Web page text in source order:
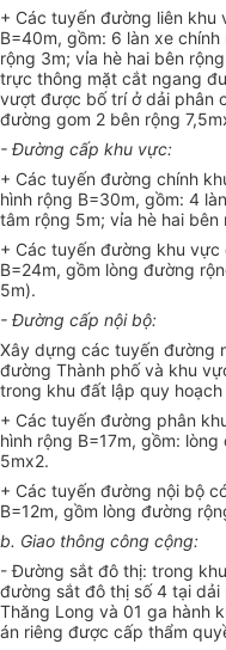
+ Các tuyến đường liên
B=40m, gồm: 6 làn xe
rộng 3m; vỉa hè hai bên
trực thông mặt cắt ngang
vượt được bố trí ở dải phân
đường gom 2 bên rộng
- Đường cấp khu vực:
+ Các tuyến đường chính
hình rộng B=30m, gồm: 4
tâm rộng 5m; vỉa hè hai bên
+ Các tuyến đường khu
B=24m, gồm lòng đường
5m).
- Đường cấp nội bộ:
Xây dựng các tuyến đường
đường Thành phố và khu
trong khu đất lập quy hoạch
+ Các tuyến đường phân
hình rộng B=17m, gồm:
5mx2.
+ Các tuyến đường nội bộ
B=12m, gồm lòng đường
b. Giao thông công cộng:
- Đường sắt đô thị: trong
đường sắt đô thị số 4 tại
Thăng Long và 01 ga hành
án riêng được cấp thẩm